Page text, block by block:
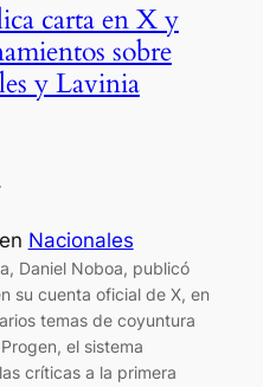
carta en X y
sobre
y Lavinia
en Nacionales
Daniel Noboa, publicó
su cuenta oficial de X, en
temas de coyuntura
el sistema
críticas a la primera